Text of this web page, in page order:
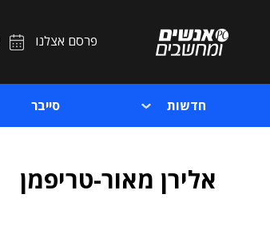
פרסם אצלנו
חדשות סייבר
אלירן מאור-טריפמן